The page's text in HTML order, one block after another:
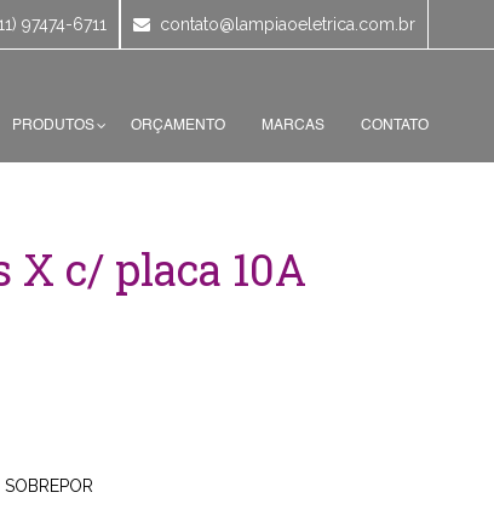
97474-6711 contato@lampiaoeletrica.com.br
PRODUTOS ORÇAMENTO MARCAS CONTATO
c/ placa 10A